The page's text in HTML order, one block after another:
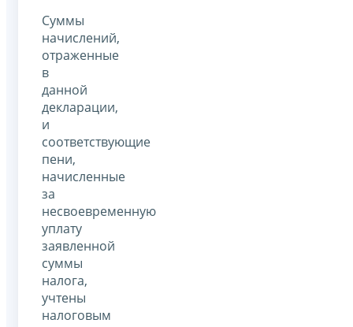
Суммы
начислений,
отраженные
в
данной
декларации,
и
соответствующие
пени,
начисленные
за
несвоевременную
уплату
заявленной
суммы
налога,
учтены
налоговым